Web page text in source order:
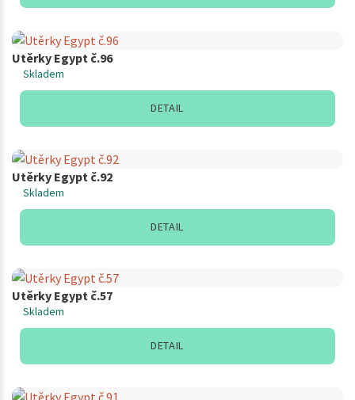
Utěrky Egypt č.96
Skladem
DETAIL
Utěrky Egypt č.92
Skladem
DETAIL
Utěrky Egypt č.57
Skladem
DETAIL